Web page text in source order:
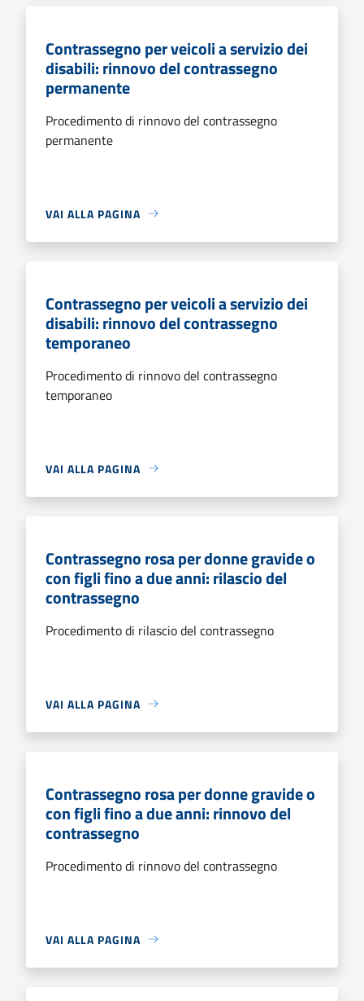
Contrassegno per veicoli a servizio dei
disabili: rinnovo del contrassegno
permanente
Procedimento di rinnovo del contrassegno
permanente
VAI ALLA PAGINA
Contrassegno per veicoli a servizio dei
disabili: rinnovo del contrassegno
temporaneo
Procedimento di rinnovo del contrassegno
temporaneo
VAI ALLA PAGINA
Contrassegno rosa per donne gravide o
con figli fino a due anni: rilascio del
contrassegno
Procedimento di rilascio del contrassegno
VAI ALLA PAGINA
Contrassegno rosa per donne gravide o
con figli fino a due anni: rinnovo del
contrassegno
Procedimento di rinnovo del contrassegno
VAI ALLA PAGINA